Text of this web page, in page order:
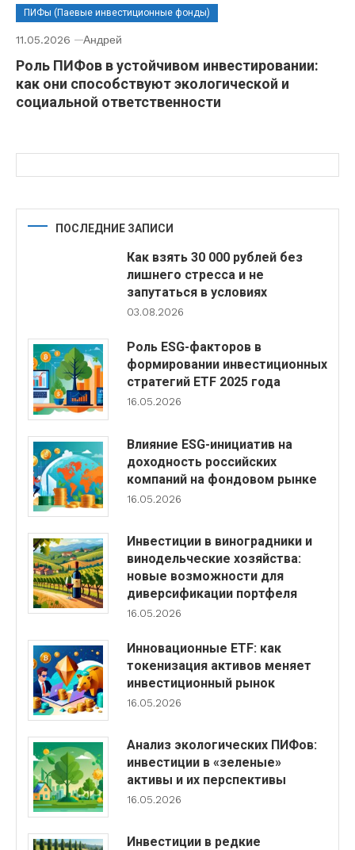
ПИФы (Паевые инвестиционные фонды)
11.05.2026 Андрей
Роль ПИФов в устойчивом инвестировании:
как они способствуют экологической и
социальной ответственности
ПОСЛЕДНИЕ ЗАПИСИ
Как взять 30 000 рублей без
лишнего стресса и не
запутаться в условиях
03.08.2026
Роль ESG-факторов в
формировании инвестиционных
стратегий ETF 2025 года
16.05.2026
Влияние ESG-инициатив на
доходность российских
компаний на фондовом рынке
16.05.2026
Инвестиции в виноградники и
винодельческие хозяйства:
новые возможности для
диверсификации портфеля
16.05.2026
Инновационные ETF: как
токенизация активов меняет
инвестиционный рынок
16.05.2026
Анализ экологических ПИФов:
инвестиции в «зеленые»
активы и их перспективы
16.05.2026
Инвестиции в редкие